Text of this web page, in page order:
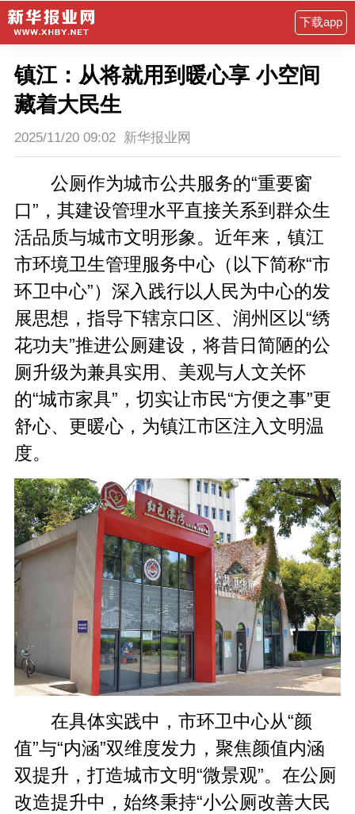
下载app
镇江：从将就用到暖心享 小空间
藏着大民生
2025/11/20 09:02 新华报业网
公厕作为城市公共服务的“重要窗
口” ，其建设管理水平直接关系到群众生
活品质与城市文明形象。近年来，镇江
市环境卫生管理服务中心（以下简称“市
环卫中心”）深入践行以人民为中心的发
展思想，指导下辖京口区、润州区以“绣
花功夫”推进公厕建设，将昔日简陋的公
厕升级为兼具实用、美观与人文关怀
的“城市家具” ，切实让市民“方便之事”更
舒心、更暖心，为镇江市区注入文明温
度。
在具体实践中，市环卫中心从“颜
值”与“内涵”双维度发力，聚焦颜值内涵
双提升，打造城市文明“微景观”。在公厕
改造提升中，始终秉持“小公厕改善大民